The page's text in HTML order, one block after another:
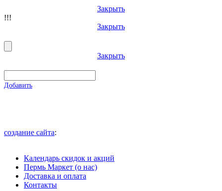
Закрыть
!!!
Закрыть
Закрыть
Добавить
создание сайта:
Календарь скидок и акций
Пермь Маркет (о нас)
Доставка и оплата
Контакты